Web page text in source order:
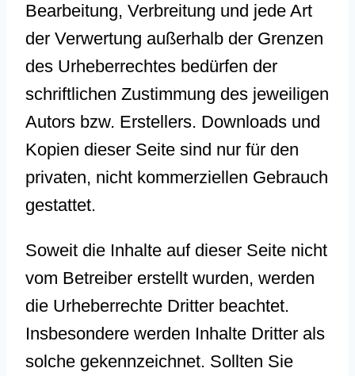
Bearbeitung, Verbreitung und jede Art
der Verwertung außerhalb der Grenzen
des Urheberrechtes bedürfen der
schriftlichen Zustimmung des jeweiligen
Autors bzw. Erstellers. Downloads und
Kopien dieser Seite sind nur für den
privaten, nicht kommerziellen Gebrauch
gestattet.
Soweit die Inhalte auf dieser Seite nicht
vom Betreiber erstellt wurden, werden
die Urheberrechte Dritter beachtet.
Insbesondere werden Inhalte Dritter als
solche gekennzeichnet. Sollten Sie